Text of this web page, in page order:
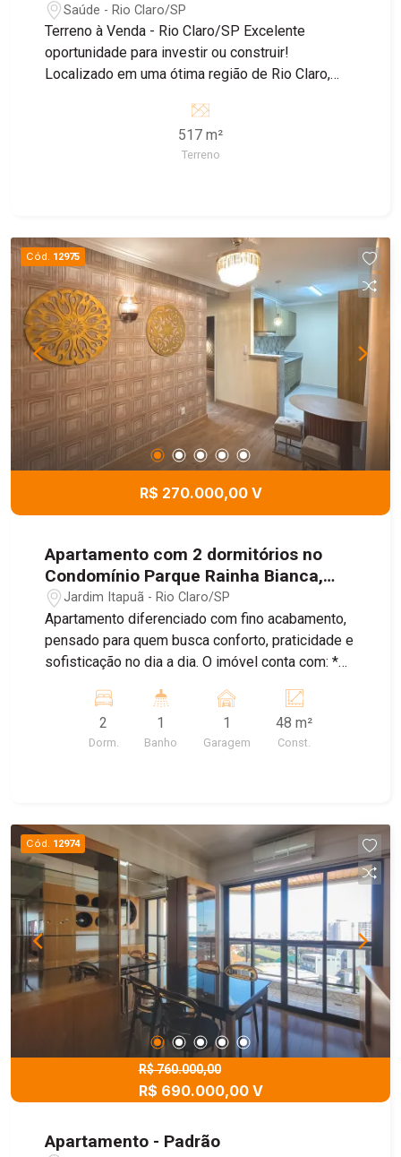
Saúde - Rio Claro/SP
Terreno à Venda - Rio Claro/SP Excelente
oportunidade para investir ou construir!
Localizado em uma ótima região de Rio Claro,
amplo e versátil para diferentes projetos. Com
sua localização privilegiada, o terreno é ideal
tanto para empreendimentos residenciais quanto
ou empreender, este terreno é a escolha certa
para quem busca valorização e praticidade.
517 m²
Terreno
Cód. 12975
R$ 270.000,00 V
Apartamento com 2 dormitórios no
Condomínio Parque Rainha Bianca,
48m² - Jardim Itapuã, Rio Claro/SP
Jardim Itapuã - Rio Claro/SP
Apartamento diferenciado com fino acabamento,
pensado para quem busca conforto, praticidade e
sofisticação no dia a dia. O imóvel conta com: *
planejada com armários, fogão e coifa * 2
dormitórios aconchegantes * Banheiro social * 1
vaga de garagem Um apartamento moderno,
2
Dorm.
1
Banho
1
Garagem
48 m²
Const.
Cód. 12974
R$ 760.000,00
R$ 690.000,00 V
Apartamento - Padrão